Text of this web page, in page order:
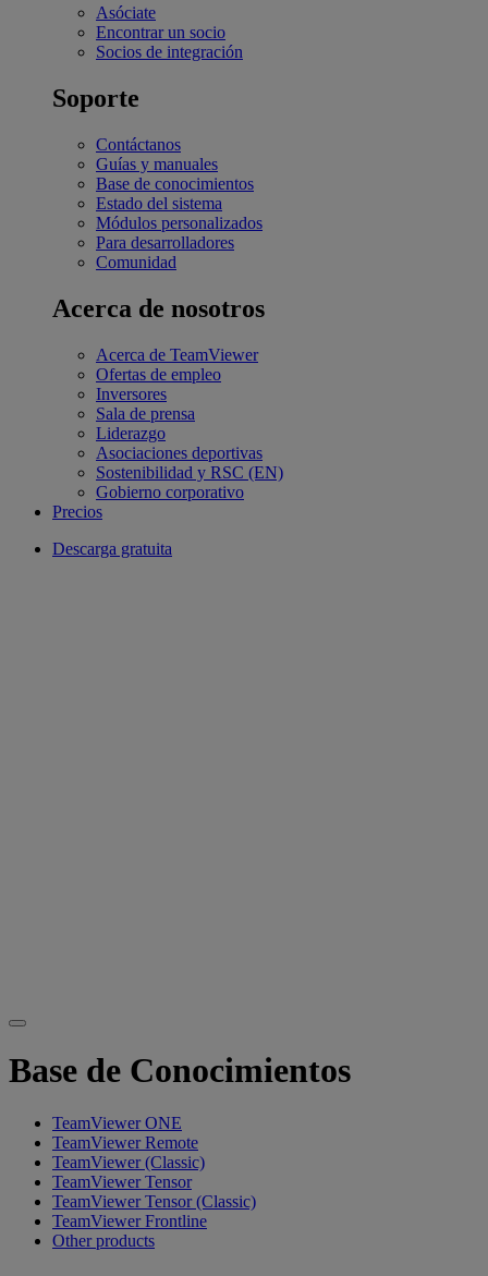
Asóciate
Encontrar un socio
Socios de integración
Soporte
Contáctanos
Guías y manuales
Base de conocimientos
Estado del sistema
Módulos personalizados
Para desarrolladores
Comunidad
Acerca de nosotros
Acerca de TeamViewer
Ofertas de empleo
Inversores
Sala de prensa
Liderazgo
Asociaciones deportivas
Sostenibilidad y RSC (EN)
Gobierno corporativo
Precios
Descarga gratuita
Base de Conocimientos
TeamViewer ONE
TeamViewer Remote
TeamViewer (Classic)
TeamViewer Tensor
TeamViewer Tensor (Classic)
TeamViewer Frontline
Other products